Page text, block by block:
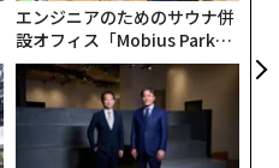
エンジニアのためのサウナ併
設オフィス「Mobius Park」
がオープン──タマディック
が健康経営を徹底する理由